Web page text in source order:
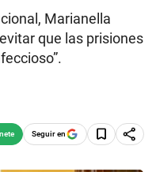
Marianella
que las prisiones
Seguir en